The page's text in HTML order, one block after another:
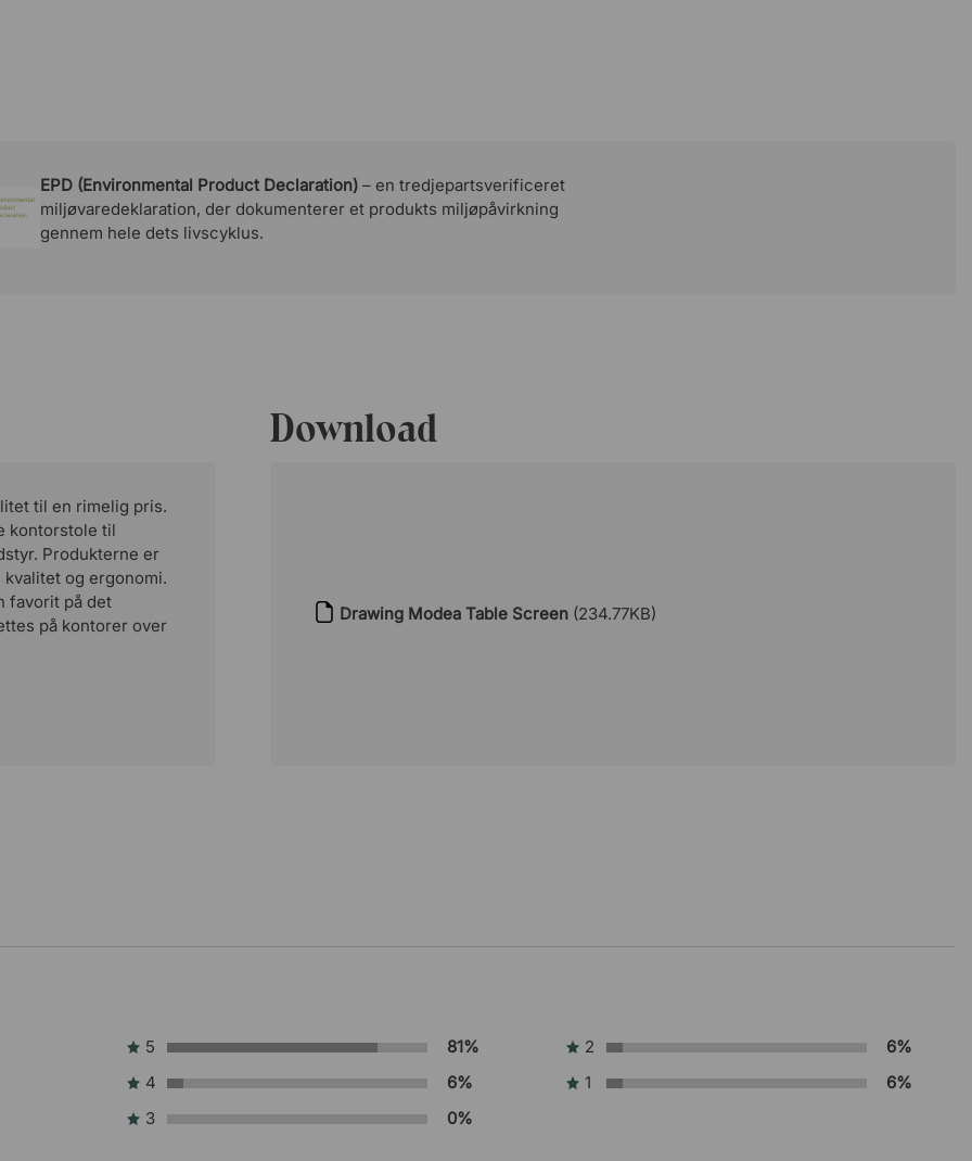
EPD (Environmental Product Declaration) – en tredjepartsverificeret
miljøvaredeklaration, der dokumenterer et produkts miljøpåvirkning
gennem hele dets livscyklus.
til en rimelig pris.
kontorstole til
Produkterne er
og ergonomi.
favorit på det
på kontorer over
Download
Drawing Modea Table Screen (234.77KB)
5
81%
4
6%
3
0%
2
6%
1
6%